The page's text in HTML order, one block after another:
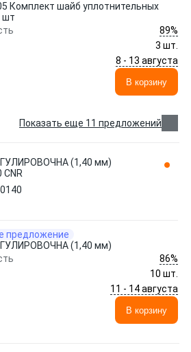
Комплект шайб уплотнительных
шт
89%
3 шт.
8 - 13 августа
В корзину
Показать еще 11 предложений
(1,40 мм)
предложение
(1,40 мм)
86%
10 шт.
11 - 14 августа
В корзину